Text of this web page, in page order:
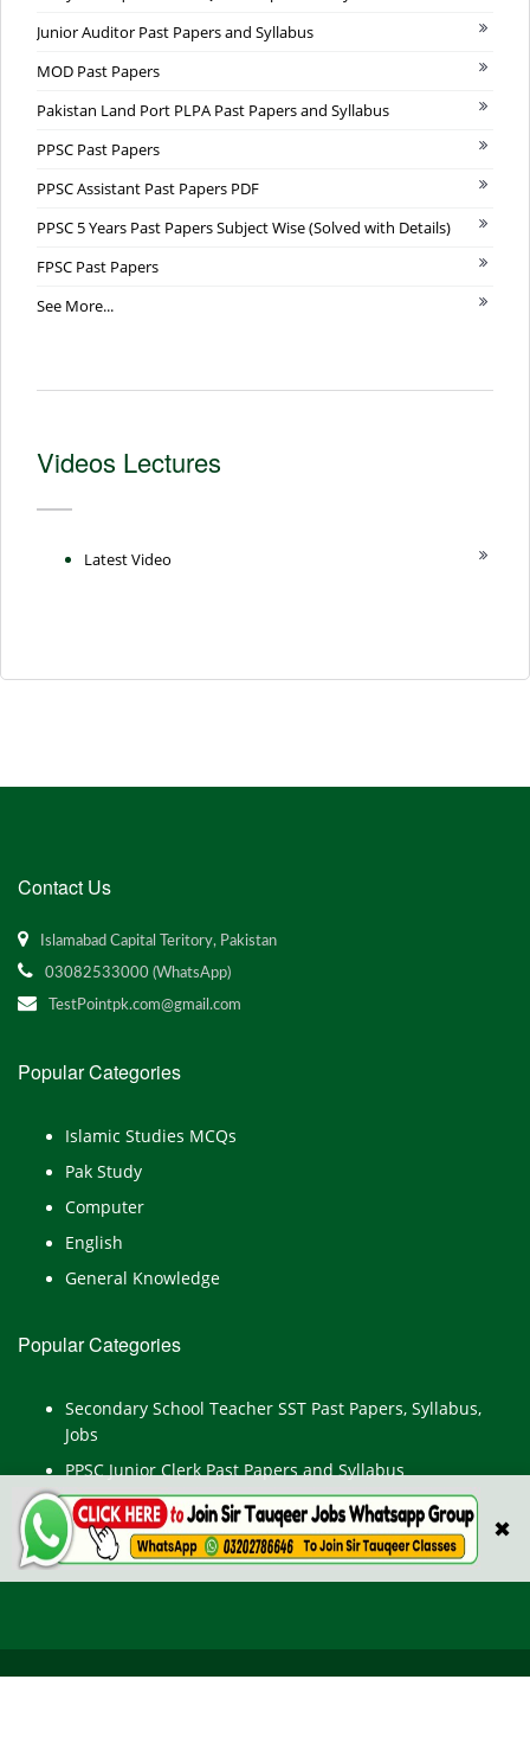
✖
Junior Auditor Past Papers and Syllabus
MOD Past Papers
Pakistan Land Port PLPA Past Papers and Syllabus
PPSC Past Papers
PPSC Assistant Past Papers PDF
PPSC 5 Years Past Papers Subject Wise (Solved with Details)
FPSC Past Papers
See More...
Videos Lectures
Latest Video
Contact Us
Islamabad Capital Teritory, Pakistan
03082533000 (WhatsApp)
TestPointpk.com@gmail.com
Popular Categories
Islamic Studies MCQs
Pak Study
Computer
English
General Knowledge
Popular Categories
Secondary School Teacher SST Past Papers, Syllabus,
Jobs
PPSC Junior Clerk Past Papers and Syllabus
Junior Computer Operator Past Papers and Syllabus
Civil Engineer Past Paper